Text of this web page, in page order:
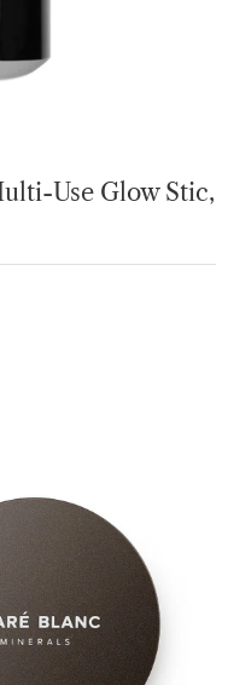
Use Glow Stic,